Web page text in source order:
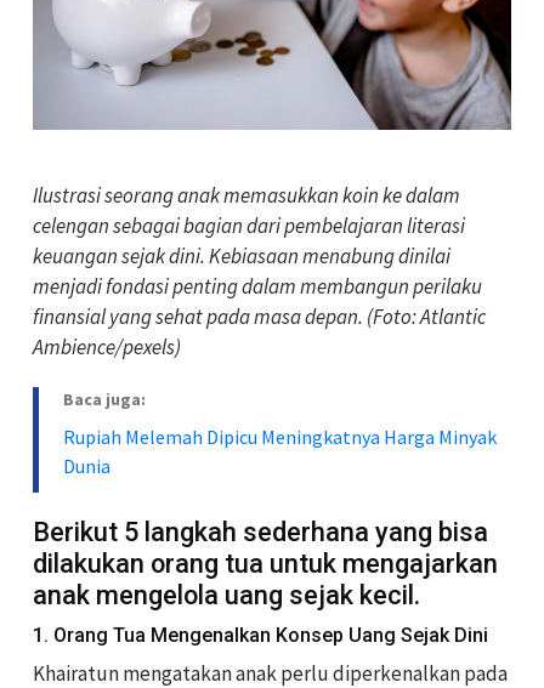
Ilustrasi seorang anak memasukkan koin ke dalam
celengan sebagai bagian dari pembelajaran literasi
keuangan sejak dini. Kebiasaan menabung dinilai
menjadi fondasi penting dalam membangun perilaku
finansial yang sehat pada masa depan. (Foto: Atlantic
Ambience/pexels)
Baca juga:
Rupiah Melemah Dipicu Meningkatnya Harga Minyak
Dunia
Berikut 5 langkah sederhana yang bisa
dilakukan orang tua untuk mengajarkan
anak mengelola uang sejak kecil.
1. Orang Tua Mengenalkan Konsep Uang Sejak Dini
Khairatun mengatakan anak perlu diperkenalkan pada